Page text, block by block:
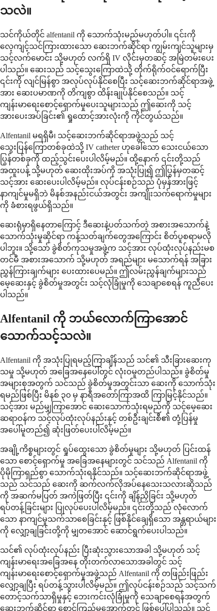
သလဲ။
သင်ကိုယ်တိုင် alfentanil ကို သောက်သုံးမည်မဟုတ်ပါ။ ၎င်းကို
လေ့ကျင့်သင်ကြားထားသော ဆေးဘက်ဆိုင်ရာ ကျွမ်းကျင်သူများမှ
သင့်လက်မောင်း သို့မဟုတ် လက်ရှိ IV လိုင်းမှတဆင့် အမြဲတမ်းပေး
ပါသည်။ ဆေးသည် သင့်သွေးကြောထဲသို့ တိုက်ရိုက်ဝင်ရောက်ပြီး
၎င်းကို လျင်မြန်စွာ အလုပ်လုပ်နိုင်စေပြီး သင့်ဆေးဘက်ဆိုင်ရာအဖွဲ့
အား ဆေးပမာဏကို တိကျစွာ ထိန်းချုပ်နိုင်စေသည်။ သင့်
ကျန်းမာရေးစောင့်ရှောက်မှုပေးသူများသည် ဤဆေးကို သင့်
အားပေးအပ်ခြင်း၏ ရှုထောင့်အားလုံးကို ကိုင်တွယ်သည်။
Alfentanil မရရှိမီ၊ သင့်ဆေးဘက်ဆိုင်ရာအဖွဲ့သည် သင့်
သွေးပြန်ကြောတစ်ခုထဲသို့ IV catheter ဟုခေါ်သော သေးငယ်သော
ပြွန်တစ်ခုကို ထည့်သွင်းပေးပါလိမ့်မည်။ ထို့နောက် ၎င်းတို့သည်
အထူးပန့် သို့မဟုတ် ဆေးထိုးအပ်ကို အသုံးပြု၍ ဤပြွန်မှတဆင့်
သင့်အား ဆေးပေးပါလိမ့်မည်။ လုပ်ငန်းစဉ်သည် ပုံမှန်အားဖြင့်
နာကျင်မှုမရှိဘဲ မိနစ်အနည်းငယ်အတွင်း အကျိုးသက်ရောက်မှုများ
ကို ခံစားရဖွယ်ရှိသည်။
ဆေးရုံမှာရှိနေတာကြောင့် ဒီဆေးနဲ့ပတ်သက်တဲ့ အစားအသောက်နဲ့
သောက်သုံးမှုဆိုင်ရာ ကန့်သတ်ချက်တွေအကြောင်း စိတ်ပူစရာမလို
ပါဘူး။ သို့သော် ခွဲစိတ်ကုသမှုအဖွဲ့က သင့်အား လုပ်ထုံးလုပ်နည်းမစ
တင်မီ အစားအသောက် သို့မဟုတ် အရည်များ မသောက်ရန် အခြား
ညွှန်ကြားချက်များ ပေးထားပေမည်။ ဤလမ်းညွှန်ချက်များသည်
မေ့ဆေးနှင့် ခွဲစိတ်မှုအတွင်း သင့်လုံခြုံမှုကို သေချာစေရန် ကူညီပေး
ပါသည်။
Alfentanil ကို ဘယ်လောက်ကြာအောင်
သောက်သင့်သလဲ။
Alfentanil ကို အသုံးပြုရမည့်ကြာချိန်သည် သင်၏ သီးခြားဆေးကု
သမှု သို့မဟုတ် အခြေအနေပေါ်တွင် လုံးဝမူတည်ပါသည်။ ခွဲစိတ်မှု
အများစုအတွက် သင်သည် ခွဲစိတ်မှုအတွင်းသာ ဆေးကို သောက်သုံး
ရမည်ဖြစ်ပြီး မိနစ် ၃၀ မှ နာရီအတော်ကြာအထိ ကြာမြင့်နိုင်သည်။
သင့်အား မည်မျှကြာအောင် ဆေးသောက်သုံးရမည်ကို သင့်မေ့ဆေး
ဆရာဝန်က သင့်လုပ်ထုံးလုပ်နည်းနှင့် တစ်ဦးချင်းစီ၏ တုံ့ပြန်မှု
အပေါ်မူတည်၍ ဆုံးဖြတ်ပေးပါလိမ့်မည်။
အချို့ကိစ္စများတွင် ရှုပ်ထွေးသော ခွဲစိတ်မှုများ သို့မဟုတ် ပြင်းထန်
သော စောင့်ရှောက်မှု အခြေအနေများတွင် သင်သည် Alfentanil ကို
ပိုမိုကြာရှည်စွာ သောက်သုံးရနိုင်သည်။ သင့်ဆေးဘက်ဆိုင်ရာအဖွဲ့
သည် သင်သည် ဆေးကို ဆက်လက်လိုအပ်နေသေးသလားဆိုသည်
ကို အဆက်မပြတ် အကဲဖြတ်ပြီး ၎င်းကို ချိန်ညှိခြင်း သို့မဟုတ်
ရပ်တန့်ခြင်းများ ပြုလုပ်ပေးပါလိမ့်မည်။ ၎င်းတို့သည် လုံလောက်
သော နာကျင်မှုသက်သာစေခြင်းနှင့် ဖြစ်နိုင်ချေရှိသော အန္တရာယ်များ
ကို လျှော့ချခြင်းတို့ကို မျှတအောင် ဆောင်ရွက်ပေးပါသည်။
သင်၏ လုပ်ထုံးလုပ်နည်း ပြီးဆုံးသွားသောအခါ သို့မဟုတ် သင့်
ကျန်းမာရေးအခြေအနေ တိုးတက်လာသောအခါတွင် သင့်
ကျန်းမာရေးစောင့်ရှောက်မှုအဖွဲ့သည် Alfentanil ကို တဖြည်းဖြည်း
လျှော့ချပြီး ရပ်တန့်သွားပါလိမ့်မည်။ ဤလုပ်ငန်းစဉ်သည် သင့်သက်
တောင့်သက်သာရှိမှုနှင့် ဘေးကင်းလုံခြုံမှုကို သေချာစေရန်အတွက်
ဆေးဘက်ဆိုင်ရာ စောင့်ကြည့်မှုအောက်တွင် ဖြစ်ပေါ်ပါသည်။ သင်